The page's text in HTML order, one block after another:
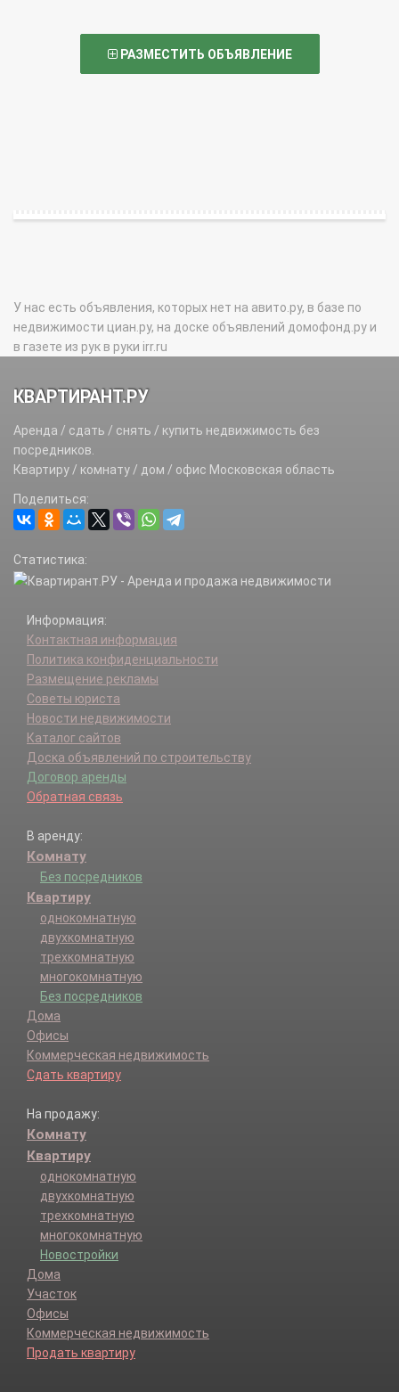
РАЗМЕСТИТЬ ОБЪЯВЛЕНИЕ
У нас есть объявления, которых нет на авито.ру, в базе по
недвижимости циан.ру, на доске объявлений домофонд.ру и
в газете из рук в руки irr.ru
КВАРТИРАНТ.РУ
Аренда / сдать / снять / купить недвижимость без
посредников.
Квартиру / комнату / дом / офис Московская область
Поделиться:
Статистика:
Информация:
Контактная информация
Политика конфиденциальности
Размещение рекламы
Советы юриста
Новости недвижимости
Каталог сайтов
Доска объявлений по строительству
Договор аренды
Обратная связь
В аренду:
Комнату
Без посредников
Квартиру
однокомнатную
двухкомнатную
трехкомнатную
многокомнатную
Без посредников
Дома
Офисы
Коммерческая недвижимость
Сдать квартиру
На продажу:
Комнату
Квартиру
однокомнатную
двухкомнатную
трехкомнатную
многокомнатную
Новостройки
Дома
Участок
Офисы
Коммерческая недвижимость
Продать квартиру